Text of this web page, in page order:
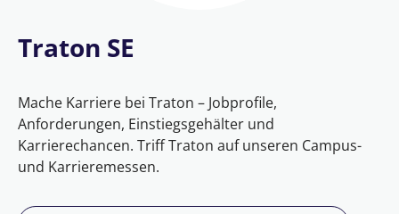
Traton SE
Mache Karriere bei Traton – Jobprofile,
Anforderungen, Einstiegsgehälter und
Karrierechancen. Triff Traton auf unseren Campus-
und Karrieremessen.